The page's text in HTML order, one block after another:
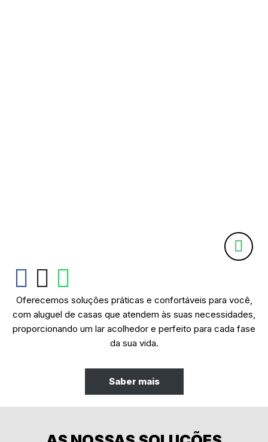
Oferecemos soluções práticas e confortáveis para você,
com aluguel de casas que atendem às suas necessidades,
proporcionando um lar acolhedor e perfeito para cada fase
da sua vida.
Saber mais